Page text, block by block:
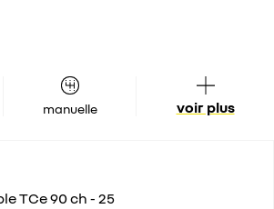
manuelle voir plus
TCe 90 ch - 25